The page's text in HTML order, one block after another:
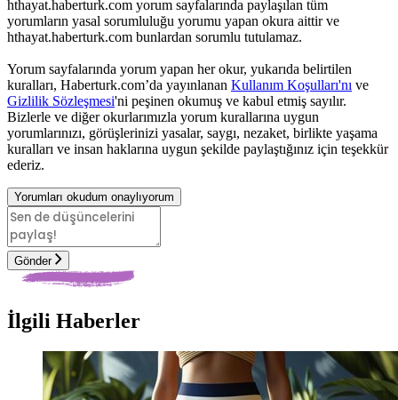
hthayat.haberturk.com yorum sayfalarında paylaşılan tüm
yorumların yasal sorumluluğu yorumu yapan okura aittir ve
hthayat.haberturk.com bunlardan sorumlu tutulamaz.
Yorum sayfalarında yorum yapan her okur, yukarıda belirtilen
kuralları, Haberturk.com’da yayınlanan Kullanım Koşulları'nı ve
Gizlilik Sözleşmesi'ni peşinen okumuş ve kabul etmiş sayılır.
Bizlerle ve diğer okurlarımızla yorum kurallarına uygun
yorumlarınızı, görüşlerinizi yasalar, saygı, nezaket, birlikte yaşama
kuralları ve insan haklarına uygun şekilde paylaştığınız için teşekkür
ederiz.
Yorumları okudum onaylıyorum
Gönder
İlgili Haberler